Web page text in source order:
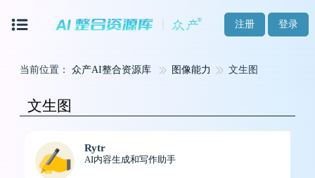
注册 登录
当前位置： 众产AI整合资源库 图像能力 文生图
文生图
Rytr
AI内容生成和写作助手